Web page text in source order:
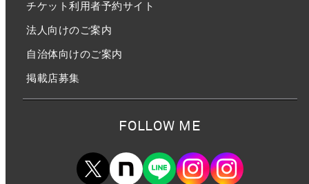
チケット利用者予約サイト
法人向けのご案内
自治体向けのご案内
掲載店募集
FOLLOW ME